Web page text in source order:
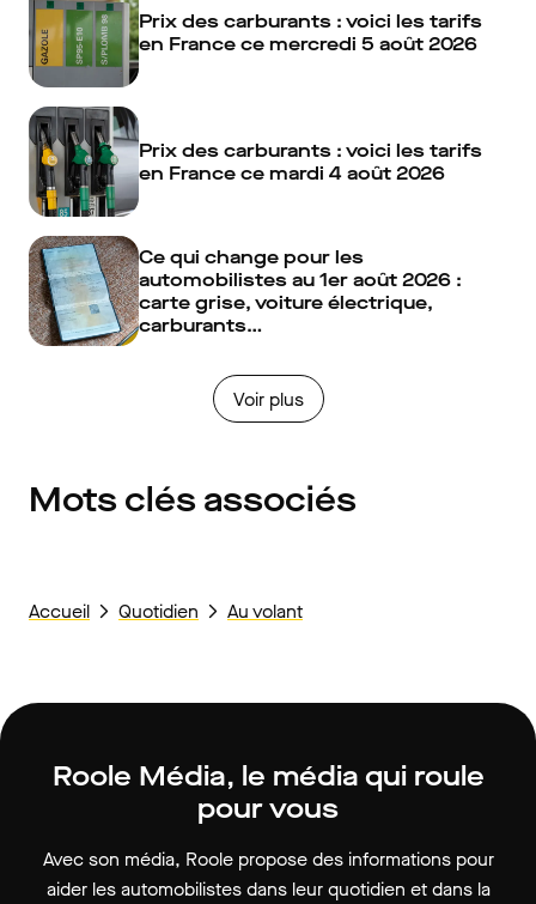
Prix des carburants : voici les tarifs
en France ce mercredi 5 août 2026
Prix des carburants : voici les tarifs
en France ce mardi 4 août 2026
Ce qui change pour les
automobilistes au 1er août 2026 :
carte grise, voiture électrique,
carburants…
Voir plus
Mots clés associés
Accueil Quotidien Au volant
Roole Média, le média qui roule
pour vous
Avec son média, Roole propose des informations pour
aider les automobilistes dans leur quotidien et dans la